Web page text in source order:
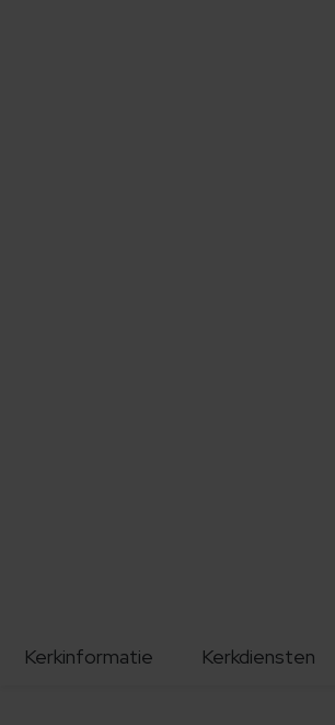
Kerkinformatie Kerkdiensten